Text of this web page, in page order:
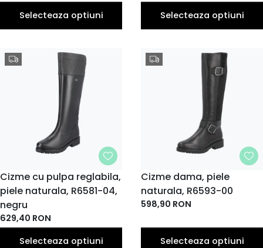
Selecteaza optiuni
Selecteaza optiuni
MARIME
36
EU
37
EU
38
EU
39
EU
40
EU
41
EU
Cizme cu pulpa reglabila,
piele naturala, R6581-04,
negru
629,40 RON
Selecteaza optiuni
MARIME
36
EU
37
EU
38
EU
39
EU
41
Cizme dama, piele
naturala, R6593-00
598,90 RON
Selecteaza optiuni